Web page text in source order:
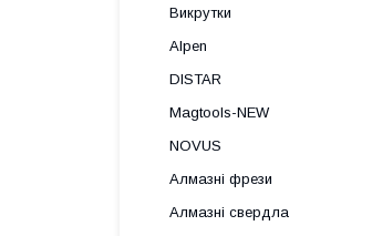
Викрутки
Alpen
DISTAR
Magtools-NEW
NOVUS
Алмазні фрези
Алмазні свердла